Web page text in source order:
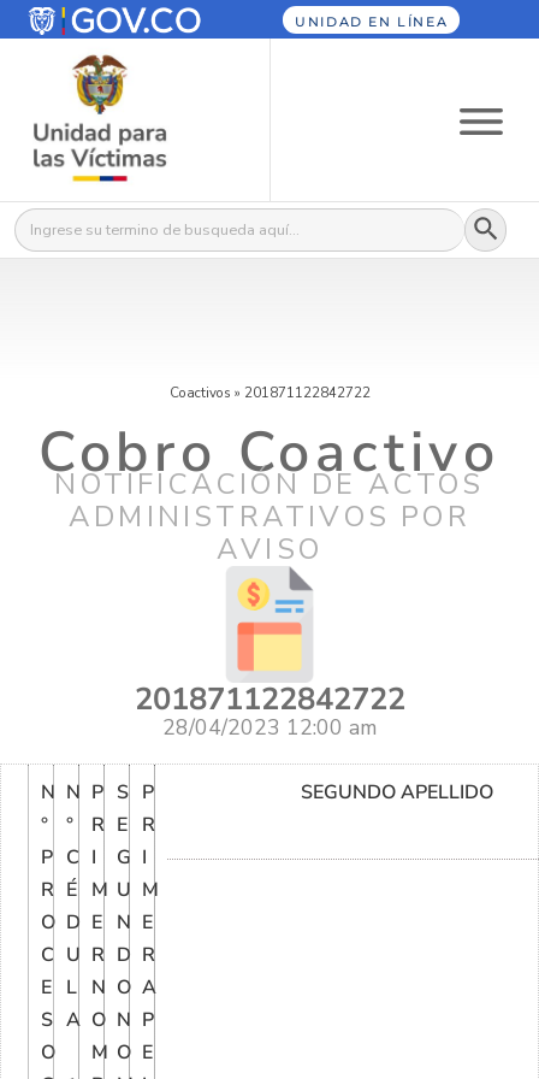
UNIDAD EN LÍNEA
Buscar: Botón
Coactivos » 201871122842722
Cobro Coactivo
NOTIFICACIÓN DE ACTOS
ADMINISTRATIVOS POR
AVISO
201871122842722
28/04/2023 12:00 am
N
°
P
R
O
C
E
S
O
N
°
C
É
D
U
L
A
P
R
I
M
E
R
N
O
M
S
E
G
U
N
D
O
N
O
P
R
I
M
E
R
A
P
E
SEGUNDO APELLIDO